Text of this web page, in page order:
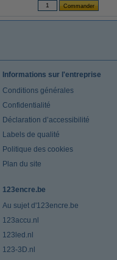
Informations sur l'entreprise
Conditions générales
Confidentialité
Déclaration d’accessibilité
Labels de qualité
Politique des cookies
Plan du site
123encre.be
Au sujet d'123encre.be
123accu.nl
123led.nl
123-3D.nl